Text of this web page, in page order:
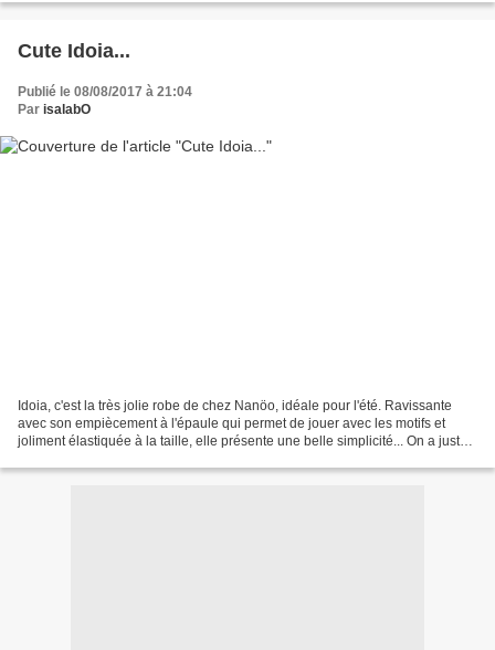
Cute Idoia...
Publié le 08/08/2017 à 21:04
Par isalabO
Idoia, c'est la très jolie robe de chez Nanöo, idéale pour l'été. Ravissante
avec son empiècement à l'épaule qui permet de jouer avec les motifs et
joliment élastiquée à la taille, elle présente une belle simplicité... On a juste